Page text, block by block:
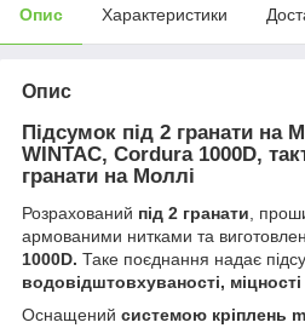
Опис Характеристики
Опис
Підсумок під 2 гранати на
WINTAC, Cordura 1000D,
гранати на Моллі
Розрахований під 2 гранати ,
армованими нитками та
1000D. Таке поєднання надає
водовідштовхуваності, міцності
Оснащений системою кріплень